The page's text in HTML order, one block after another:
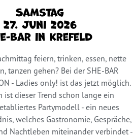
Samstag
27. Juni 2026
bar in Krefeld
feiern, trinken, essen, nette
tanzen gehen? Bei der SHE-BAR
- Ladies only! ist das jetzt möglich.
ist dieser Trend schon lange ein
Partymodell - ein neues
welches Gastronomie, Gespräche,
Nachtleben miteinander verbindet -